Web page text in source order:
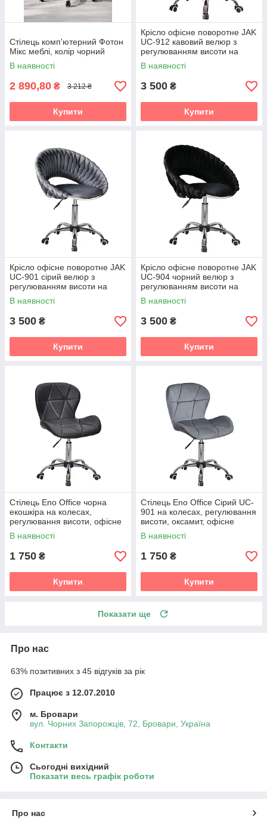
Стілець комп'ютерний Фотон
Мікс меблі, колір чорний
В наявності
2 890,80 ₴ 3 212 ₴
Купити
Крісло офісне поворотне JAK
UC-912 кавовий велюр з
регулюванням висоти на
хромованій сріблястій основі
В наявності
3 500 ₴
Купити
Крісло офісне поворотне JAK
UC-901 сірий велюр з
регулюванням висоти на
хромованій сріблястій основі
В наявності
3 500 ₴
Купити
Крісло офісне поворотне JAK
UC-904 чорний велюр з
регулюванням висоти на
хромованій сріблястій основі
В наявності
3 500 ₴
Купити
Стілець Eno Office чорна
екошкіра на колесах,
регулювання висоти, офісне
крісло для дому та офісу
В наявності
1 750 ₴
Купити
Стілець Eno Office Сірий UC-
901 на колесах, регулювання
висоти, оксамит, офісне
крісло для дому та офісу
В наявності
1 750 ₴
Купити
Показати ще
Про нас
63% позитивних з 45 відгуків за рік
Працює з 12.07.2010
м. Бровари
вул. Чорних Запорожців, 72, Бровари, Україна
Контакти
Сьогодні вихідний
Показати весь графік роботи
Про нас